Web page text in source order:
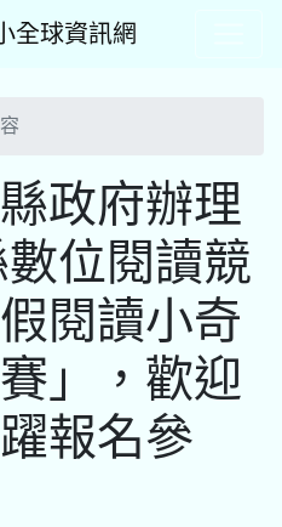
全球資訊網
政府辦理
位閱讀競
閱讀小奇
」，歡迎
報名參